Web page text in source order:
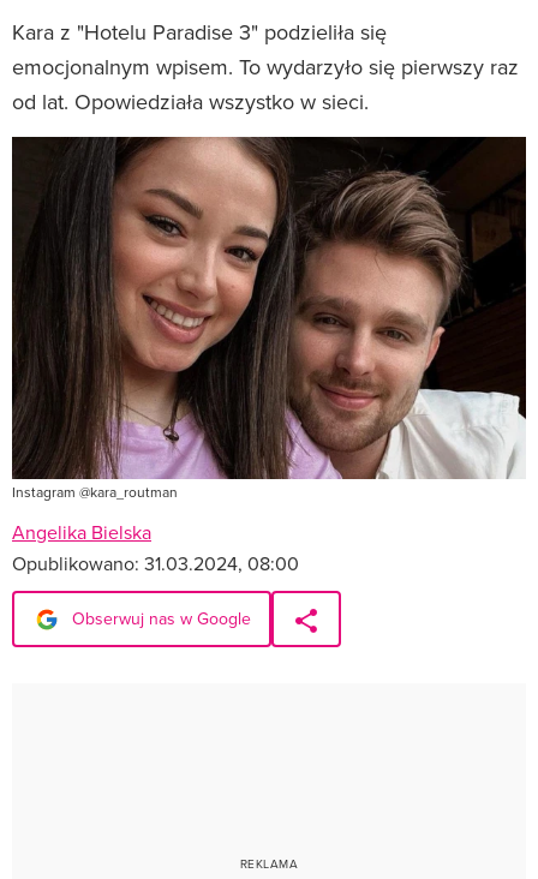
Kara z "Hotelu Paradise 3" podzieliła się
emocjonalnym wpisem. To wydarzyło się pierwszy raz
od lat. Opowiedziała wszystko w sieci.
Instagram @kara_routman
Angelika Bielska
Opublikowano: 31.03.2024, 08:00
Obserwuj nas w Google